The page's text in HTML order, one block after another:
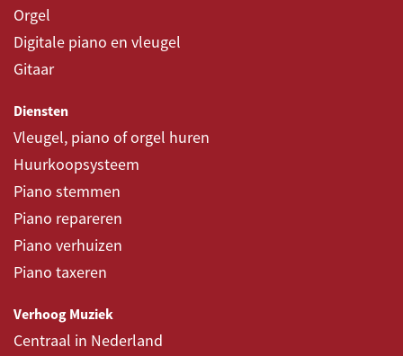
Orgel
Digitale piano en vleugel
Gitaar
Diensten
Vleugel, piano of orgel huren
Huurkoopsysteem
Piano stemmen
Piano repareren
Piano verhuizen
Piano taxeren
Verhoog Muziek
Centraal in Nederland